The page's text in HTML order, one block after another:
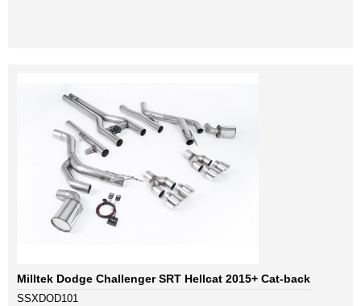
Milltek Dodge Challenger SRT Hellcat 2015+ Cat-back
SSXDOD101